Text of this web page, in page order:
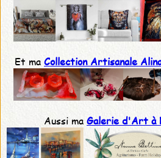
Et ma Collection Artisanale
Aussi ma Galerie d'Art à